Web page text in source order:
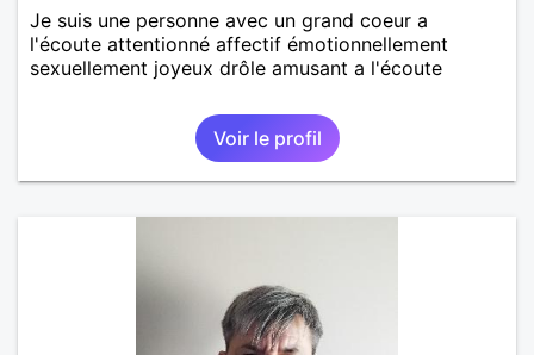
Je suis une personne avec un grand coeur a
l'écoute attentionné affectif émotionnellement
sexuellement joyeux drôle amusant a l'écoute
Voir le profil